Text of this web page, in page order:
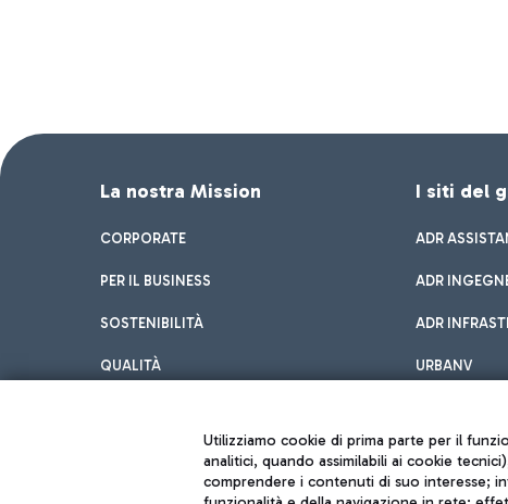
La nostra Mission
CORPORATE
PER IL BUSINESS
SOSTENIBILITÀ
QUALITÀ
I siti del
ADR
ADR
ADR
URBANV
Utilizziamo cookie di prima parte per il
analitici, quando assimilabili ai cookie
comprendere i contenuti di suo interesse;